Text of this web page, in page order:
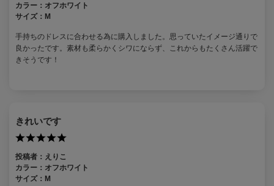
カラー： オフホワイト
サイズ： M
手持ちのドレスに合わせる為に購入しました。思っていたイメージ通りで
良かったです。素材も柔らかくシワにならず、これからもたくさん活躍で
きそうです！
きれいです
投稿者： えりこ
カラー： オフホワイト
サイズ： M